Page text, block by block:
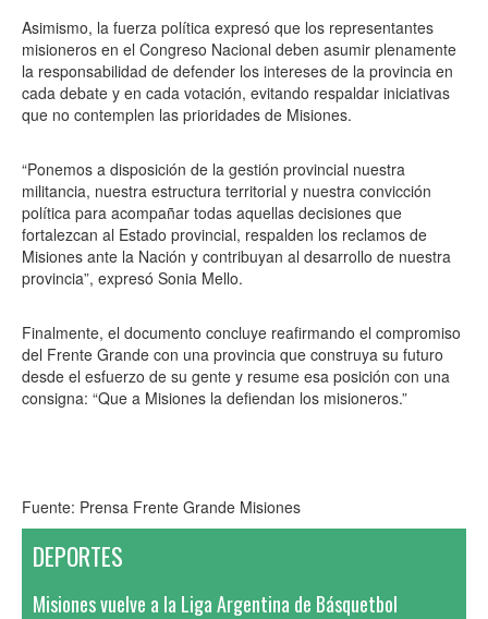
Asimismo, la fuerza política expresó que los representantes
misioneros en el Congreso Nacional deben asumir plenamente
la responsabilidad de defender los intereses de la provincia en
cada debate y en cada votación, evitando respaldar iniciativas
que no contemplen las prioridades de Misiones.
“Ponemos a disposición de la gestión provincial nuestra
militancia, nuestra estructura territorial y nuestra convicción
política para acompañar todas aquellas decisiones que
fortalezcan al Estado provincial, respalden los reclamos de
Misiones ante la Nación y contribuyan al desarrollo de nuestra
provincia”, expresó Sonia Mello.
Finalmente, el documento concluye reafirmando el compromiso
del Frente Grande con una provincia que construya su futuro
desde el esfuerzo de su gente y resume esa posición con una
consigna: “Que a Misiones la defiendan los misioneros.”
Fuente: Prensa Frente Grande Misiones
DEPORTES
Misiones vuelve a la Liga Argentina de Básquetbol